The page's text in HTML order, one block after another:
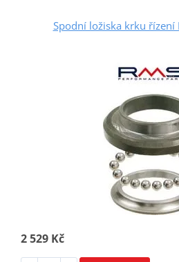
Spodní ložiska krku řízení
2 529 Kč